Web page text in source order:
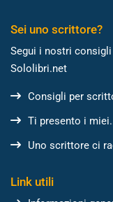
Sei uno scrittore?
Segui i nostri
Sololibri.net
Consigli per
Ti presento i
Uno scrittore ci
Link utili